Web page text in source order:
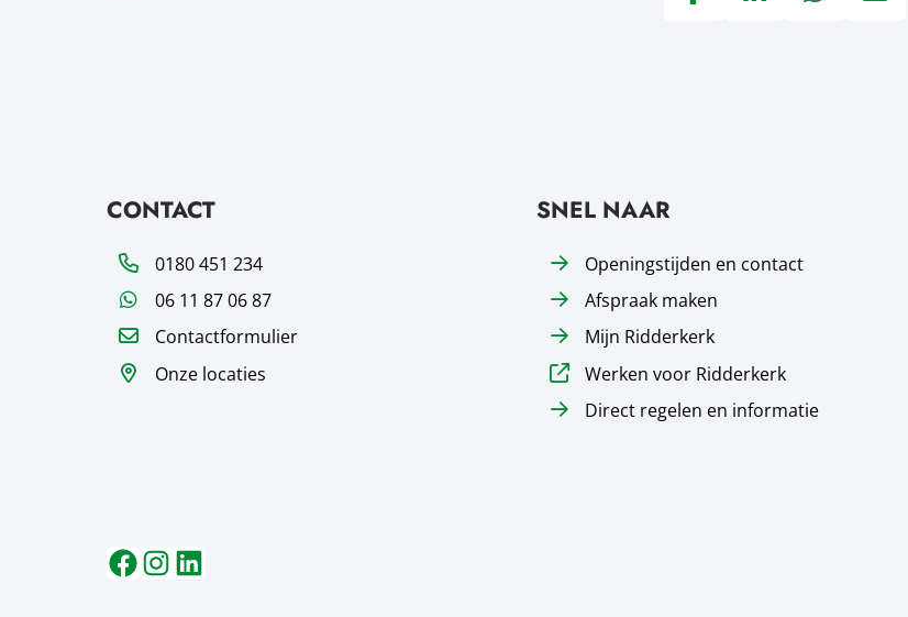
CONTACT
Telefoon0180 451 234
WhatsApp06 11 87 06 87
Contactformulier
Onze locaties
SNEL NAAR
Openingstijden en contact
Afspraak maken
Mijn Ridderkerk
Werken voor Ridderkerk
Direct regelen en informatie
Volg ons op
Facebook
Volg ons op
Instagram
Volg ons op
LinkedIn